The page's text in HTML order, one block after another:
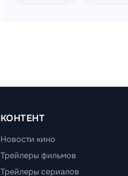
КОНТЕНТ
Новости кино
Трейлеры фильмов
Трейлеры сериалов